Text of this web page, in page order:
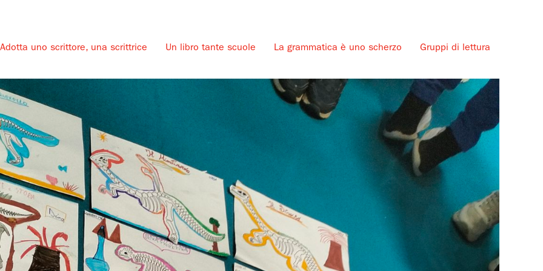
Adotta uno scrittore, una scrittrice Un libro tante scuole La grammatica è uno scherzo Gruppi di lettura